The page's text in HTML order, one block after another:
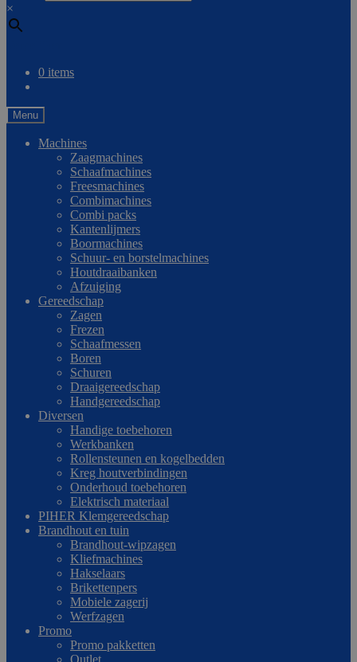
×
0 items
Menu
Machines
Zaagmachines
Schaafmachines
Freesmachines
Combimachines
Combi packs
Kantenlijmers
Boormachines
Schuur- en borstelmachines
Houtdraaibanken
Afzuiging
Gereedschap
Zagen
Frezen
Schaafmessen
Boren
Schuren
Draaigereedschap
Handgereedschap
Diversen
Handige toebehoren
Werkbanken
Rollensteunen en kogelbedden
Kreg houtverbindingen
Onderhoud toebehoren
Elektrisch materiaal
PIHER Klemgereedschap
Brandhout en tuin
Brandhout-wipzagen
Kliefmachines
Hakselaars
Brikettenpers
Mobiele zagerij
Werfzagen
Promo
Promo pakketten
Outlet